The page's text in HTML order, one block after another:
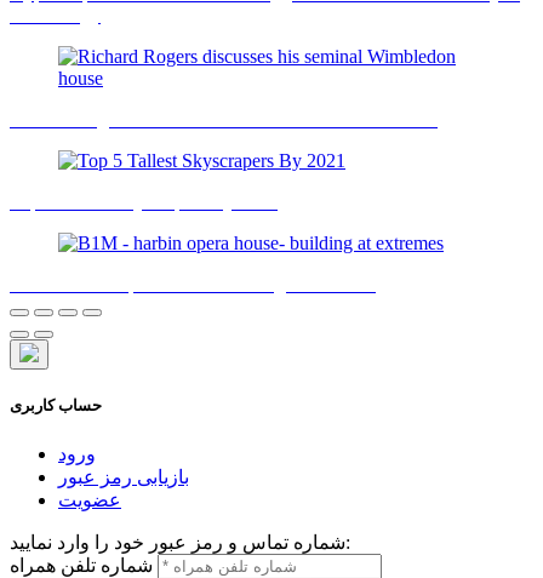
حساب کاربری
ورود
بازیابی رمز عبور
عضویت
شماره تماس و رمز عبور خود را وارد نمایید:
شماره تلفن همراه